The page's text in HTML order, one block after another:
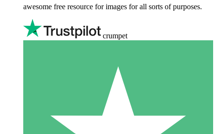
awesome free resource for images for all sorts of purposes.
crumpet